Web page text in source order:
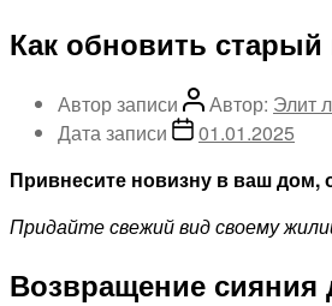
Как обновить
Автор записи Автор: Элит
Дата записи
01.01.2025
Привнесите новизну в ваш дом,
Придайте свежий вид своему
Возвращение